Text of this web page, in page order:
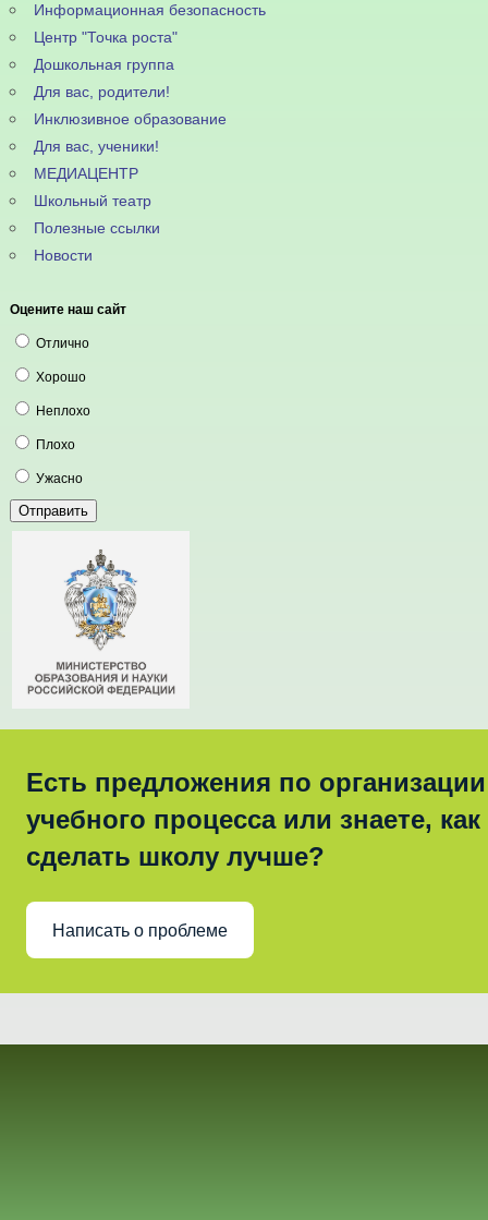
Информационная безопасность
Центр "Точка роста"
Дошкольная группа
Для вас, родители!
Инклюзивное образование
Для вас, ученики!
МЕДИАЦЕНТР
Школьный театр
Полезные ссылки
Новости
Оцените наш сайт
Отлично
Хорошо
Неплохо
Плохо
Ужасно
Есть предложения по организации
учебного процесса или знаете, как
сделать школу лучше?
Написать о проблеме